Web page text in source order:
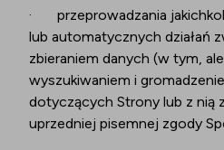
· przeprowadzania
lub automatycznych działań
zbieraniem danych (w tym,
wyszukiwaniem i
dotyczących Strony lub z nią
uprzedniej pisemnej zgody